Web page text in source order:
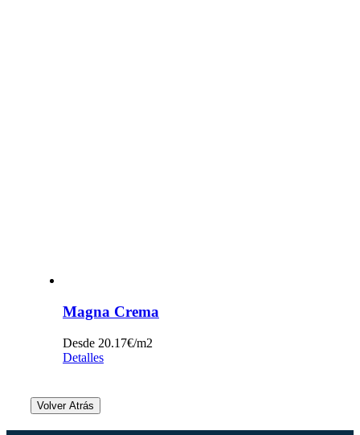
Magna Crema
Desde 20.17€/m2
Detalles
Volver Atrás